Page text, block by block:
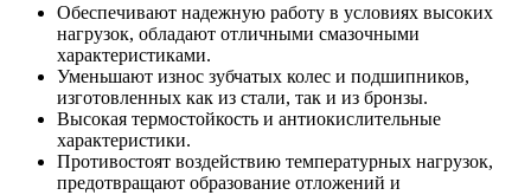
Обеспечивают надежную работу в условиях высоких
нагрузок, обладают отличными смазочными
характеристиками.
Уменьшают износ зубчатых колес и подшипников,
изготовленных как из стали, так и из бронзы.
Высокая термостойкость и антиокислительные
характеристики.
Противостоят воздействию температурных нагрузок,
предотвращают образование отложений и